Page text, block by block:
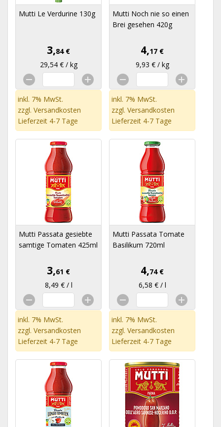
Mutti Le Verdurine 130g
3,84 €
29,54 € / kg
inkl. 7% MwSt.
zzgl. Versandkosten
Lieferzeit 4-7 Tage
Mutti Noch nie so einen
Brei gesehen 420g
4,17 €
9,93 € / kg
inkl. 7% MwSt.
zzgl. Versandkosten
Lieferzeit 4-7 Tage
Mutti Passata gesiebte
samtige Tomaten 425ml
3,61 €
8,49 € / l
inkl. 7% MwSt.
zzgl. Versandkosten
Lieferzeit 4-7 Tage
Mutti Passata Tomate
Basilikum 720ml
4,74 €
6,58 € / l
inkl. 7% MwSt.
zzgl. Versandkosten
Lieferzeit 4-7 Tage